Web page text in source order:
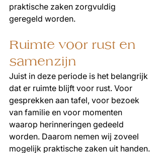
praktische zaken zorgvuldig
geregeld worden.
Ruimte voor rust en
samenzijn
Juist in deze periode is het belangrijk
dat er ruimte blijft voor rust. Voor
gesprekken aan tafel, voor bezoek
van familie en voor momenten
waarop herinneringen gedeeld
worden. Daarom nemen wij zoveel
mogelijk praktische zaken uit handen.